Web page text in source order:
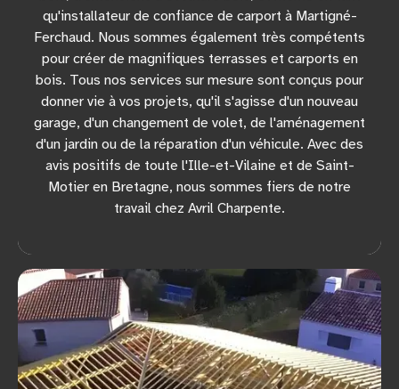
qu'installateur de confiance de carport à Martigné-
Ferchaud. Nous sommes également très compétents
pour créer de magnifiques terrasses et carports en
bois. Tous nos services sur mesure sont conçus pour
donner vie à vos projets, qu'il s'agisse d'un nouveau
garage, d'un changement de volet, de l'aménagement
d'un jardin ou de la réparation d'un véhicule. Avec des
avis positifs de toute l'Ille-et-Vilaine et de Saint-
Motier en Bretagne, nous sommes fiers de notre
travail chez Avril Charpente.